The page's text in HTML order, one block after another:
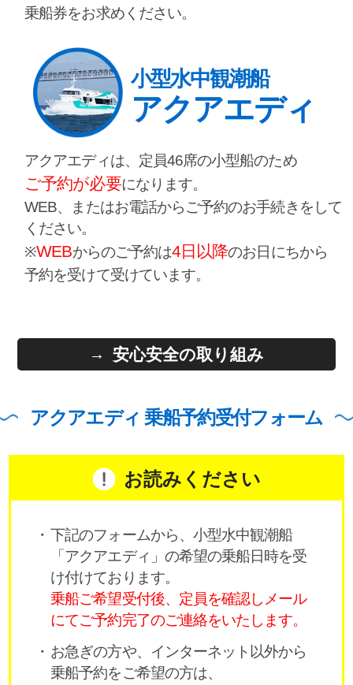
乗船券をお求めください。
小型水中観潮船
アクアエディ
アクアエディは、定員46席の小型船のため
ご予約が必要になります。
WEB、またはお電話からご予約のお手続きをして
ください。
※WEBからのご予約は4日以降のお日にちから
予約を受けて受けています。
安心安全の取り組み
アクアエディ 乗船予約受付フォーム
お読みください
下記のフォームから、小型水中観潮船
「アクアエディ」の希望の乗船日時を受
け付けております。
乗船ご希望受付後、定員を確認しメール
にてご予約完了のご連絡をいたします。
お急ぎの方や、インターネット以外から
乗船予約をご希望の方は、